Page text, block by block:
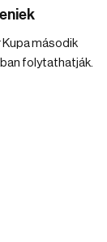
Kupa második
folytathatják.